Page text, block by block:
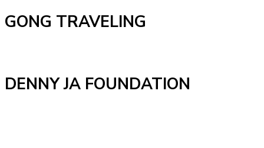
GONG TRAVELING
DENNY JA FOUNDATION